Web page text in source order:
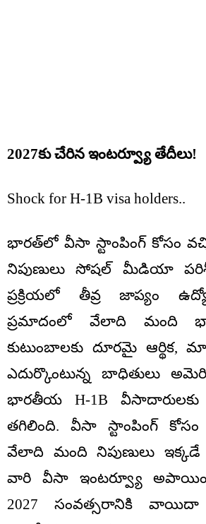
2027కు చేరిన ఇంటర్వ్యూ తేదీలు!
Shock for H-1B visa holders..
భారత్‌లో వీసా స్టాంపింగ్ కోసం
నిపుణులు సోషల్ మీడియా
ప్రక్రియలో తీవ్ర జాప్యం
ప్రమాదంలో వేలాది మంది
కుటుంబాలకు దూరమై ఆర్థిక,
ఎదుర్కొంటున్న బాధితులు
భారతీయ H-1B
తగిలింది. వీసా స్టాంపింగ్
వేలాది మంది నిపుణులు ఇక్కడే
వారి వీసా ఇంటర్వ్యూ
2027 సంవత్సరానికి వాయిదా